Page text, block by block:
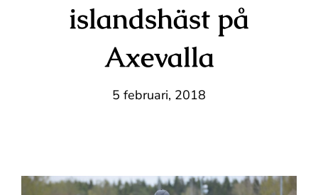
islandshäst på
Axevalla
5 februari, 2018